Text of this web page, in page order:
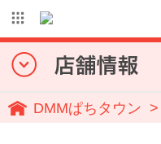
DMMぱちタウン